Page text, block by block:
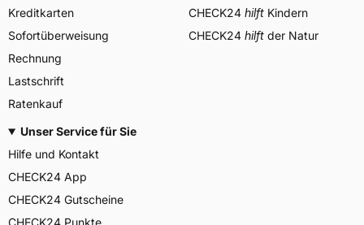
Kreditkarten
Sofortüberweisung
Rechnung
Lastschrift
Ratenkauf
CHECK24 hilft Kindern
CHECK24 hilft der Natur
Unser Service für Sie
Hilfe und Kontakt
CHECK24 App
CHECK24 Gutscheine
CHECK24 Punkte